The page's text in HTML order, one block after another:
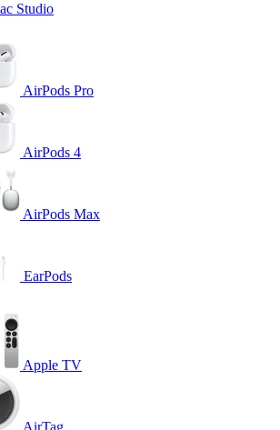
Studio
AirPods Pro
AirPods 4
AirPods Max
EarPods
Apple TV